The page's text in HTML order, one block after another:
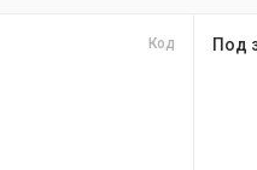
Код Под